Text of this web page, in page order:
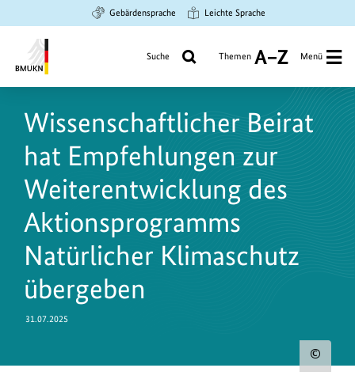
Hauptinhalt
springen
Suche
springen
Hauptnavigation
springen
Gebärdensprache Leichte Sprache
Umwelt,
Naturschutz
und
nukleare
Sicherheit
Suche Themen
A
Z
Menü
Wissenschaftlicher Beirat
hat Empfehlungen zur
Weiterentwicklung des
Aktionsprogramms
Natürlicher Klimaschutz
übergeben
31.07.2025